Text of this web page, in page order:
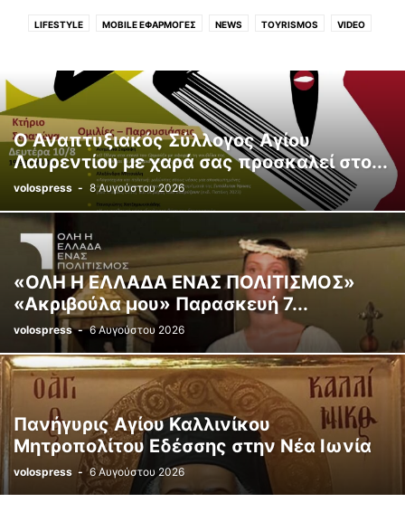
LIFESTYLE MOBILE ΕΦΑΡΜΟΓΈΣ NEWS TOYRISMOS VIDEO
ΑΕΡΟΦΩΤΟΓΡΑΦΙΕΣ ΑΘΗΝΑ ΑΛΜΥΡΌΣ ΑΛΌΝΝΗΣΟΣ ΑΠΌΨΕΙΣ
ΑΤΆΚΑ...ΚΙ ΕΠΊ ΤΌΠΟΥ ΑΦΥΣΣΟΣ ΒΌΛΟΣ
ΓΕΩΠΟΛΙΤΙΚΉ ΚΑΙ ΔΙΕΘΝΉΣ ΑΣΦΆΛΕΙΑ. ΕΚΔΗΛΩΣΕΙΣ ΕΚΚΛΗΣΙΑΣΤΙΚΑ
ΕΛΛΆΔΑ ΕΡΓΑΣΙΑ ΖΑΓΟΡΆ - ΜΟΎΡΕΣΙ Η ΦΩΝΗ ΤΟΥ ΠΟΛΙΤΗ
Η ΦΩΤΟΓΡΑΦΙΑ ΤΗΣ ΗΜΕΡΑΣ ΘΕΣΣΑΛΙΑ ΘΡΗΣΚΕΊΑ ΙΑΤΡΙΚΑ
ΚΑΡΔΙΤΣΑ ΚΟΣΜΟΣ ΛΑΡΙΣΑ ΜΑΓΝΗΣΙΑ ΝΌΤΙΟ ΠΉΛΙΟ
Ο ΒΟΛΟΣ ΣΗΜΕΡΑ ΟΔΟΙΠΟΡΙΚΑ ΠΉΛΙΟ ΠΊΣΤΗ ΚΑΙ ΓΕΩΠΟΛΙΤΙΚΉ
ΡΉΓΑΣ ΦΕΡΑΊΟΣ
ΣΑΝ ΣΗΜΕΡΑ 20 ΧΡΟΝΙΑ ΠΡΙΝ...ΑΡΧΕΙΟ FDB PHOTO PRESS
ΣΚΌΠΕΛΟΣ ΣΠΟΡ ΤΑ ΝΈΑ ΤΕΧΝΟΛΟΓΙΑ ΤΕΧΝΟΛΟΓΙΑ
ΤΟ ΣΚΙΤΣΟ ΤΗΣ ΗΜΕΡΑΣ ΧΩΡΊΣ ΚΑΤΗΓΟΡΊΑ
Ο Αναπτυξιακός Σύλλογος Αγίου
Λαυρεντίου με χαρά σας προσκαλεί στο...
volospress - 8 Αυγούστου 2026
«ΟΛΗ Η ΕΛΛΑΔΑ ΕΝΑΣ ΠΟΛΙΤΙΣΜΟΣ»
«Ακριβούλα μου» Παρασκευή 7...
volospress - 6 Αυγούστου 2026
Πανήγυρις Αγίου Καλλινίκου
Μητροπολίτου Εδέσσης στην Νέα Ιωνία
volospress - 6 Αυγούστου 2026